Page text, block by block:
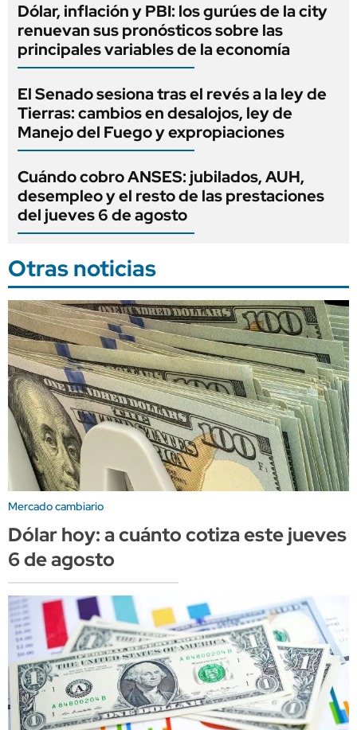
Dólar, inflación y PBI: los gurúes de la city
renuevan sus pronósticos sobre las
principales variables de la economía
El Senado sesiona tras el revés a la ley de
Tierras: cambios en desalojos, ley de
Manejo del Fuego y expropiaciones
Cuándo cobro ANSES: jubilados, AUH,
desempleo y el resto de las prestaciones
del jueves 6 de agosto
Otras noticias
Mercado cambiario
Dólar hoy: a cuánto cotiza este jueves
6 de agosto